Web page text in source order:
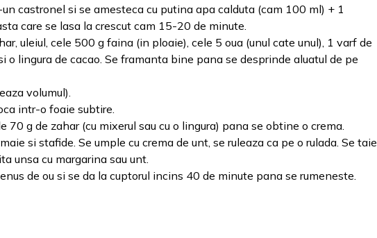
castronel si se amesteca cu putina apa calduta (cam 100 ml) + 1
care se lasa la crescut cam 15-20 de minute.
uleiul, cele 500 g faina (in ploaie), cele 5 oua (unul cate unul), 1 varf de
o lingura de cacao. Se framanta bine pana se desprinde aluatul de pe
volumul).
intr-o foaie subtire.
70 g de zahar (cu mixerul sau cu o lingura) pana se obtine o crema.
si stafide. Se umple cu crema de unt, se ruleaza ca pe o rulada. Se taie
unsa cu margarina sau unt.
de ou si se da la cuptorul incins 40 de minute pana se rumeneste.